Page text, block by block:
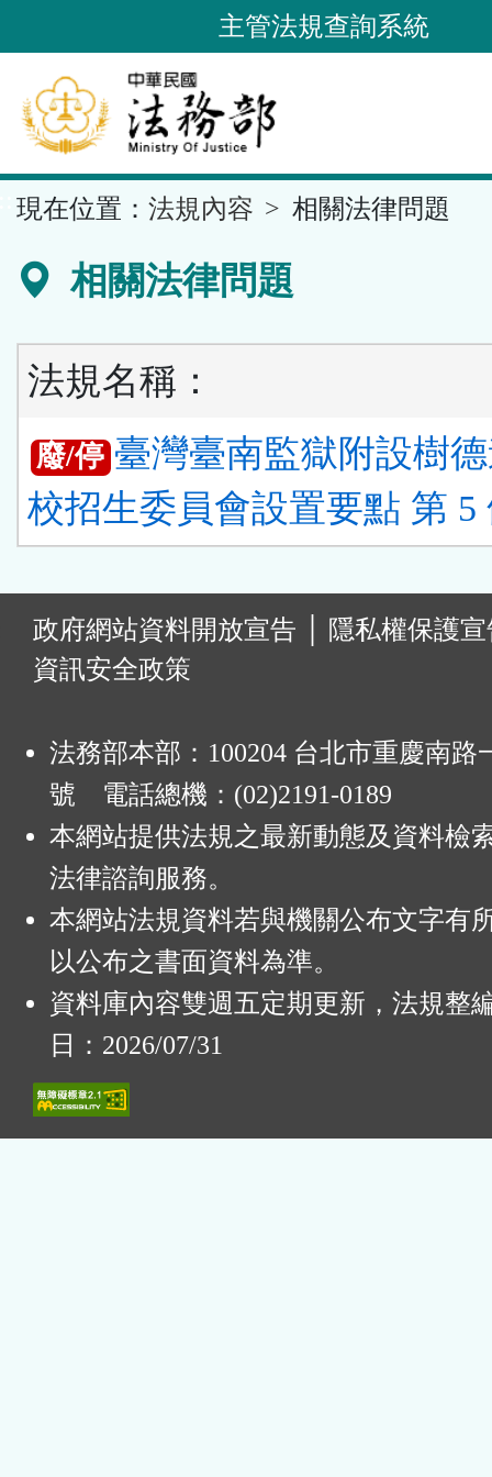
到
要
內
容
區
主管法規查詢系統
現在位置： 法規內容 相關法律問題
相關法律問題
法規名稱：
廢/停 臺灣臺南監獄附設樹
校招生委員會設置要點 第 5
政府網站資料開放宣告
隱私權保護
資訊安全政策
法務部本部：100204 台北市重慶南路
號 電話總機：(02)2191-0189
本網站提供法規之最新動態及資料檢
法律諮詢服務。
本網站法規資料若與機關公布文字有
以公布之書面資料為準。
資料庫內容雙週五定期更新，法規整
日：2026/07/31